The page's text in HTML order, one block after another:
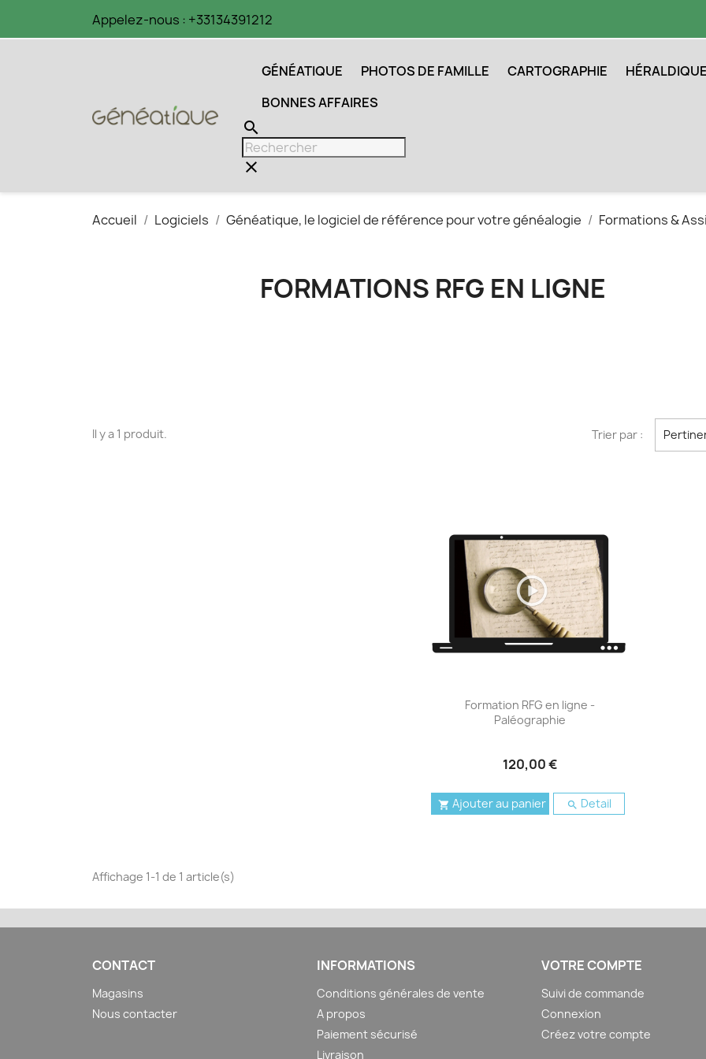
Appelez-nous : +33134391212
GÉNÉATIQUE PHOTOS DE FAMILLE CARTOGRAPHIE HÉRALDIQUE
BONNES AFFAIRES
search
clear
Accueil Logiciels Généatique, le logiciel de référence pour votre généalogie Formations &
FORMATIONS RFG EN LIGNE
Il y a 1 produit. Trier par :
Formation RFG en ligne -
Paléographie
120,00 €
 Ajouter au panier  Detail
Affichage 1-1 de 1 article(s)
CONTACT
Magasins
Nous contacter
INFORMATIONS
Conditions générales de vente
A propos
Paiement sécurisé
Livraison
VOTRE COMPTE
Suivi de commande
Connexion
Créez votre compte